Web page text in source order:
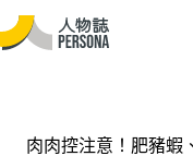
肉肉控注意！肥豬